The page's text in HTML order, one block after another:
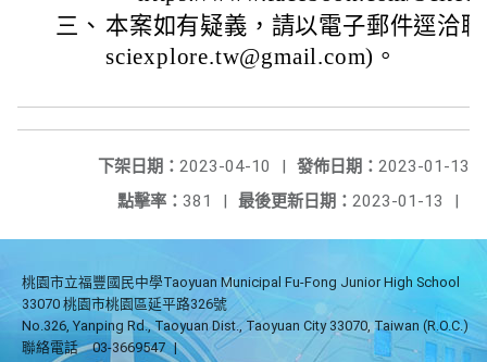
三、 本案如有疑義，請以電子郵件逕洽
sciexplore.tw@gmail.com)。
發佈日期： 2023-01-13
下架日期： 2023-04-10
|
最後更新日期： 2023-01-13 |
點擊率： 381 |
桃園市立福豐國民中學Taoyuan Municipal Fu-Fong Junior High School
33070 桃園市桃園區延平路326號
No.326, Yanping Rd., Taoyuan Dist., Taoyuan City 33070, Taiwan (R.O.C.)
聯絡電話
03-3669547 |